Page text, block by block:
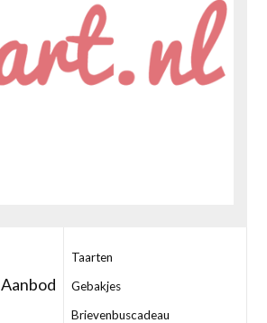
Aanbod
Taarten
Gebakjes
Brievenbuscadeau